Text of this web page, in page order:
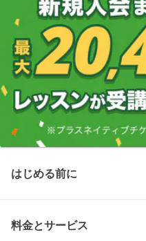
はじめる前に
料金とサービス